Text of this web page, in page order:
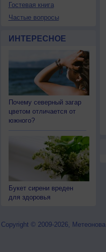
Гостевая книга
Частые вопросы
ИНТЕРЕСНОЕ
Почему северный загар
цветом отличается от
южного?
Букет сирени вреден
для здоровья
Copyright © 2009-2026, Метеонова